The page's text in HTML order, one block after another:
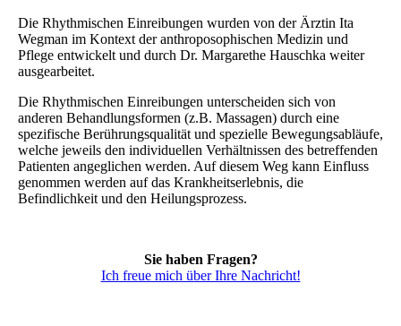
Die Rhythmischen Einreibungen wurden von der Ärztin Ita
Wegman im Kontext der anthroposophischen Medizin und
Pflege entwickelt und durch Dr. Margarethe Hauschka weiter
ausgearbeitet.
Die Rhythmischen Einreibungen unterscheiden sich von
anderen Behandlungsformen (z.B. Massagen) durch eine
spezifische Berührungsqualität und spezielle Bewegungsabläufe,
welche jeweils den individuellen Verhältnissen des betreffenden
Patienten angeglichen werden. Auf diesem Weg kann Einfluss
genommen werden auf das Krankheitserlebnis, die
Befindlichkeit und den Heilungsprozess.
Sie haben Fragen?
Ich freue mich über Ihre Nachricht!